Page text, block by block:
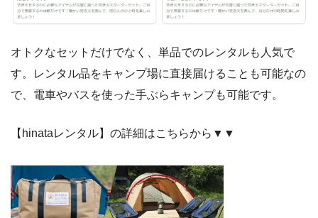
オトクなセットだけでなく、単品でのレンタルも人気で
す。レンタル品をキャンプ場に直接届けることも可能なの
で、電車やバスを使った手ぶらキャンプも可能です。
【hinataレンタル】の詳細はこちらから▼▼